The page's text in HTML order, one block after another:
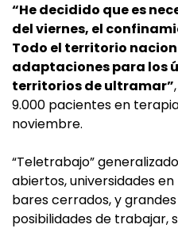
“He decidido que es
del viernes, el
Todo el territorio
adaptaciones para los
territorios de ultramar”
9.000 pacientes en
noviembre.
“Teletrabajo”
abiertos, universidades
bares cerrados, y
posibilidades de trabajar,